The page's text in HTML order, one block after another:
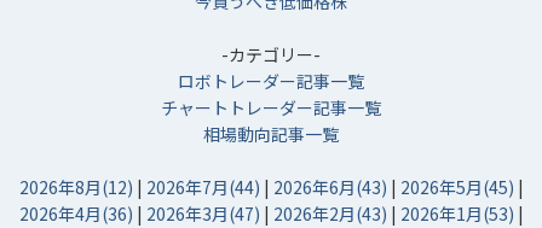
-カテゴリー-
ロボトレーダー記事一覧
チャートトレーダー記事一覧
相場動向記事一覧
2026年8月(12) | 2026年7月(44) | 2026年6月(43) | 2026年5月(45) |
2026年4月(36) | 2026年3月(47) | 2026年2月(43) | 2026年1月(53) |